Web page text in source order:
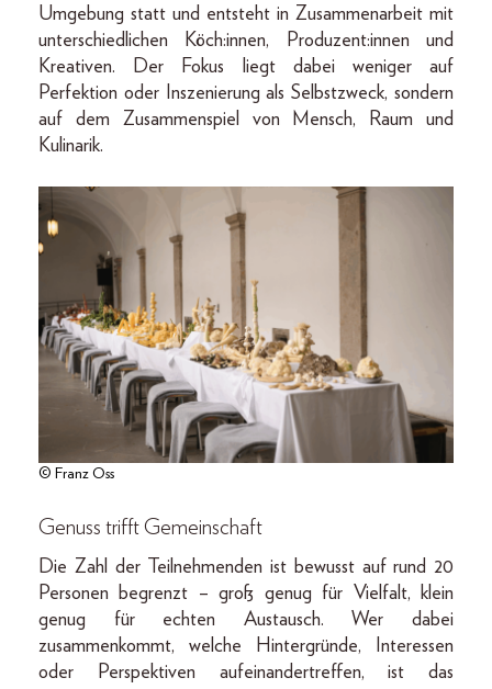
Umgebung statt und entsteht in Zusammenarbeit mit
unterschiedlichen Köch:innen, Produzent:innen und
Kreativen. Der Fokus liegt dabei weniger auf
Perfektion oder Inszenierung als Selbstzweck, sondern
auf dem Zusammenspiel von Mensch, Raum und
Kulinarik.
© Franz Oss
Genuss trifft Gemeinschaft
Die Zahl der Teilnehmenden ist bewusst auf rund 20
Personen begrenzt – groß genug für Vielfalt, klein
genug für echten Austausch. Wer dabei
zusammenkommt, welche Hintergründe, Interessen
oder Perspektiven aufeinandertreffen, ist das